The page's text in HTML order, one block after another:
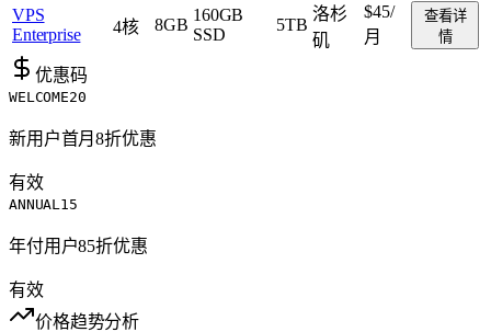
VPS
Enterprise
4核 8GB
160GB
SSD
5TB
洛杉
矶
$45/
月
查看详
情
优惠码
WELCOME20
新用户首月8折优惠
有效
ANNUAL15
年付用户85折优惠
有效
价格趋势分析